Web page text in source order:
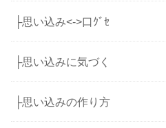
├思い込み<->口ｸﾞｾ
├思い込みに気づく
├思い込みの作り方